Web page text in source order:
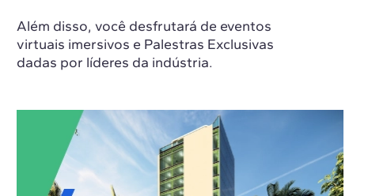
Além disso, você desfrutará de eventos
virtuais imersivos e Palestras Exclusivas
dadas por líderes da indústria.